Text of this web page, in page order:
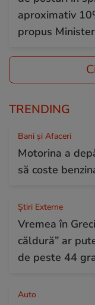
aproximativ
propus
TRENDING
Bani și Afaceri
Motorina a
să coste
Știri Externe
Vremea în
căldură” ar
de peste 44
Auto